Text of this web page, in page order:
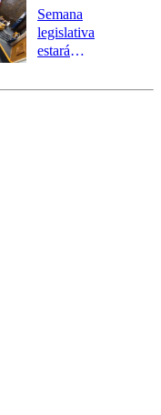
Semana
legislativa
estará
el fin de la